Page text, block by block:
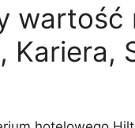
Kariera,